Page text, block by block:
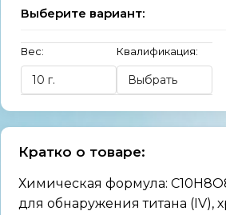
Выберите вариант:
Вес: Квалификация:
Кратко о товаре:
Химическая формула:
для обнаружения титана (IV),